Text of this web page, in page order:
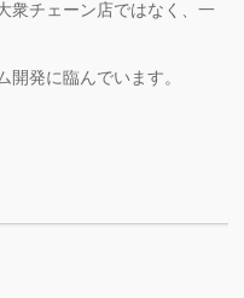
衆チェーン店ではなく、一
開発に臨んでいます。